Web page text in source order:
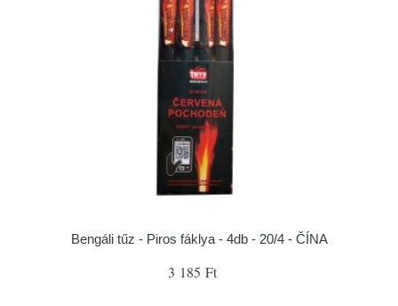
Bengáli tűz - Piros fáklya - 4db - 20/4 - ČÍNA
3 185 Ft